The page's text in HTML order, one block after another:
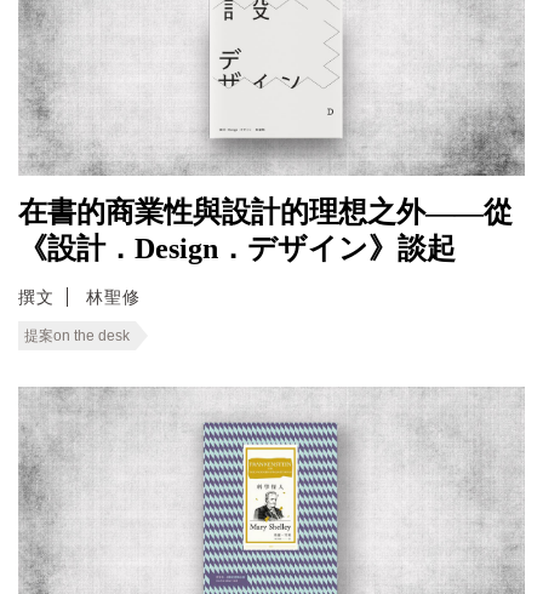
在書的商業性與設計的理想之外——從
《設計．Design．デザイン》談起
撰文 林聖修
提案on the desk